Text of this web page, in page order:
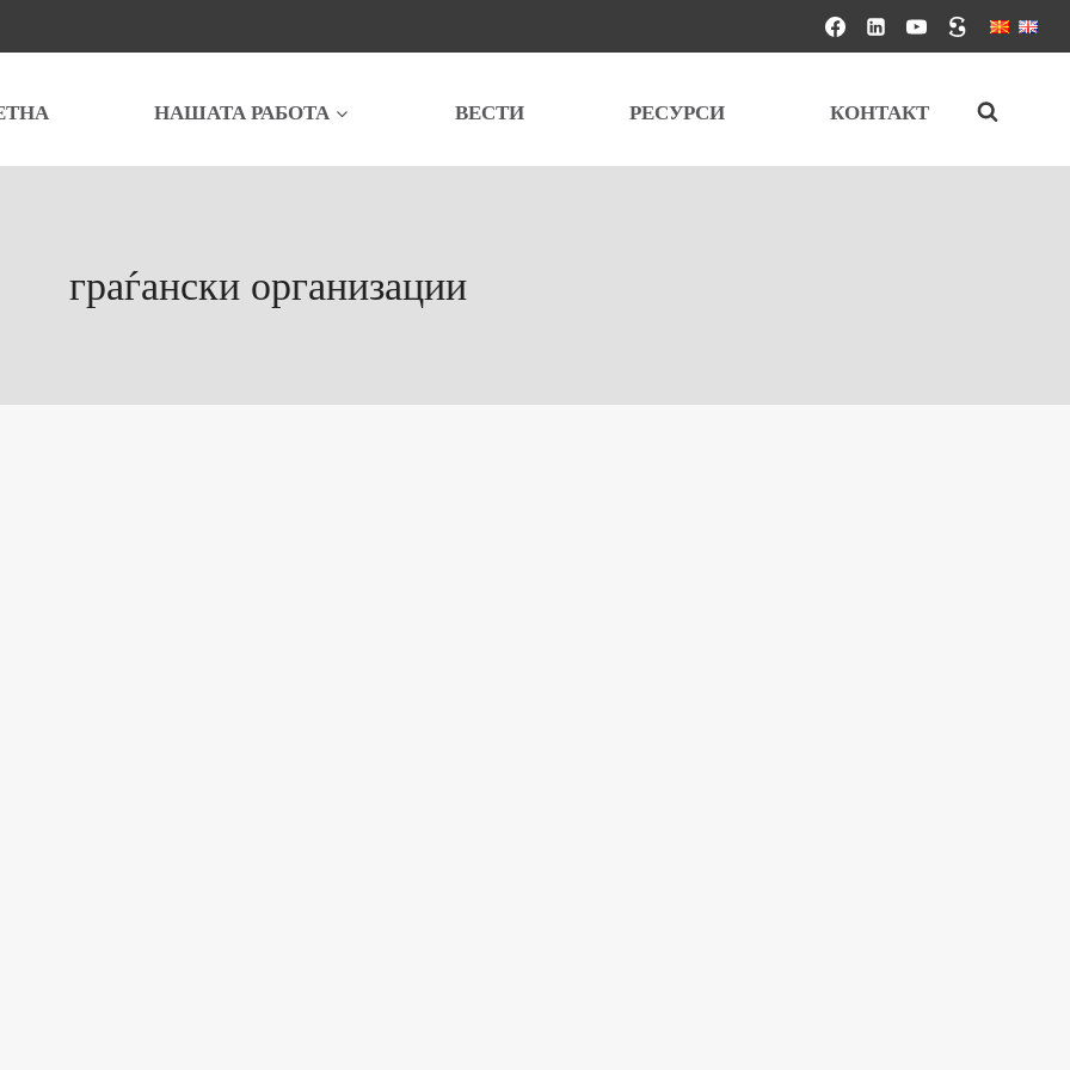
НАШАТА РАБОТА ВЕСТИ РЕСУРСИ КОНТАКТ
граѓански организации